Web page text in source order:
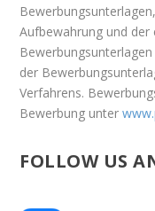
Aufbewahrung und
der
Verfahrens.
Bewerbung unter
FOLLOW US